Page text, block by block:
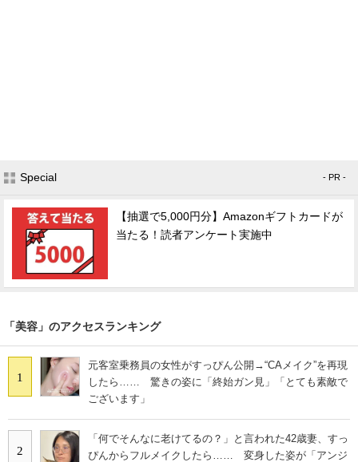
Special - PR -
【抽選で5,000円分】Amazonギフトカードが
当たる！読者アンケート実施中
「美容」のアクセスランキング
1
元客室乗務員の女性がすっぴん公開→“CAメイク”を再現
したら…… 驚きの姿に「終始ガン見」「とても素敵で
ございます」
2
「何でそんなに老けてるの？」と言われた42歳妻、すっ
ぴんからフルメイクしたら…… 変身した姿が「アンジ